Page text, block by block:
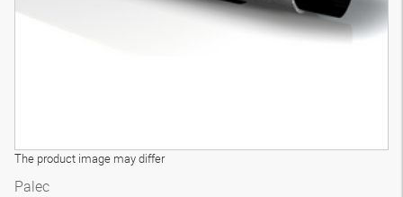
The product image may differ
Palec